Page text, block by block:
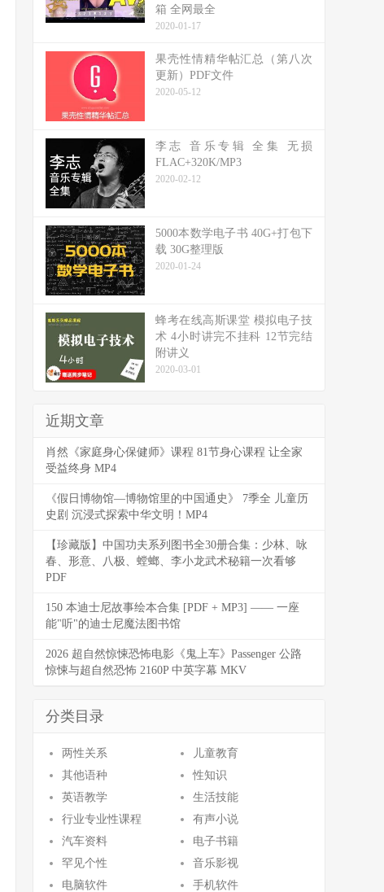
箱 全网最全
2020-01-17
果壳性情精华帖汇总（第八次
更新）PDF文件
2020-05-12
李志 音乐专辑 全集 无损
FLAC+320K/MP3
2020-02-12
5000本数学电子书 40G+打包下
载 30G整理版
2020-01-24
蜂考在线高斯课堂 模拟电子技
术 4小时讲完不挂科 12节完结
附讲义
2020-03-01
近期文章
肖然《家庭身心保健师》课程 81节身心课程 让全家
受益终身 MP4
《假日博物馆—博物馆里的中国通史》 7季全 儿童历
史剧 沉浸式探索中华文明！MP4
【珍藏版】中国功夫系列图书全30册合集：少林、咏
春、形意、八极、螳螂、李小龙武术秘籍一次看够
PDF
150 本迪士尼故事绘本合集 [PDF + MP3] —— 一座
能"听"的迪士尼魔法图书馆
2026 超自然惊悚恐怖电影《鬼上车》Passenger 公路
惊悚与超自然恐怖 2160P 中英字幕 MKV
分类目录
两性关系
儿童教育
其他语种
性知识
英语教学
生活技能
行业专业性课程
有声小说
汽车资料
电子书籍
罕见个性
音乐影视
电脑软件
手机软件